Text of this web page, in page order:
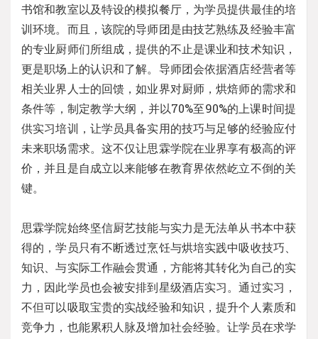
书馆和教室以及特设的模拟餐厅，为学员提供最佳的培
训环境。而且，该院的导师团是由技艺熟练及经验丰富
的专业厨师们所组成，提供的不止是课业和技术知识，
更是职场上的认识和了解。导师团会依据酒店经营者等
相关业界人士的回馈，如业界对厨师，烘焙师的需求和
条件等，制定教学大纲，并以70%至90%的上课时间提
供实习培训，让学员具备实用的技巧与足够的经验应付
未来职场需求。这不仅让思霖学院在业界享有极高的评
价，并且是自成立以来能够在教育界依然屹立不倒的关
键。
思霖学院始终坚信厨艺技能与实力是无法单从书本中获
得的，学员只有不断透过烹饪与烘培实践中吸收技巧、
知识、与实际工作融会贯通，方能将其转化为自己的实
力，因此学员也会被安排到星级酒店实习。通过实习，
不但可以吸取宝贵的实战经验和知识，提升个人素质和
竞争力，也能累积人脉及增加社会经验。让学员在求学